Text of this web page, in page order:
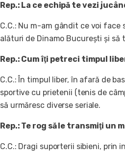
Rep.: La ce echipă te vezi
C.C.: Nu m-am gândit ce voi
alături de Dinamo Bucureşti şi să
Rep.: Cum îţi petreci timpul
C.C.: În timpul liber, în afară de
sportive cu prietenii (tenis de
să urmăresc diverse seriale.
Rep.: Te rog să le transmiţi un
C.C.: Dragi suporterii sibieni, prin